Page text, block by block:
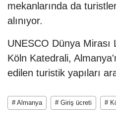
mekanlarında da
alınıyor.
UNESCO Dünya Mirası
Köln Katedrali,
edilen turistik yapıları
# Almanya # Giriş ücreti #